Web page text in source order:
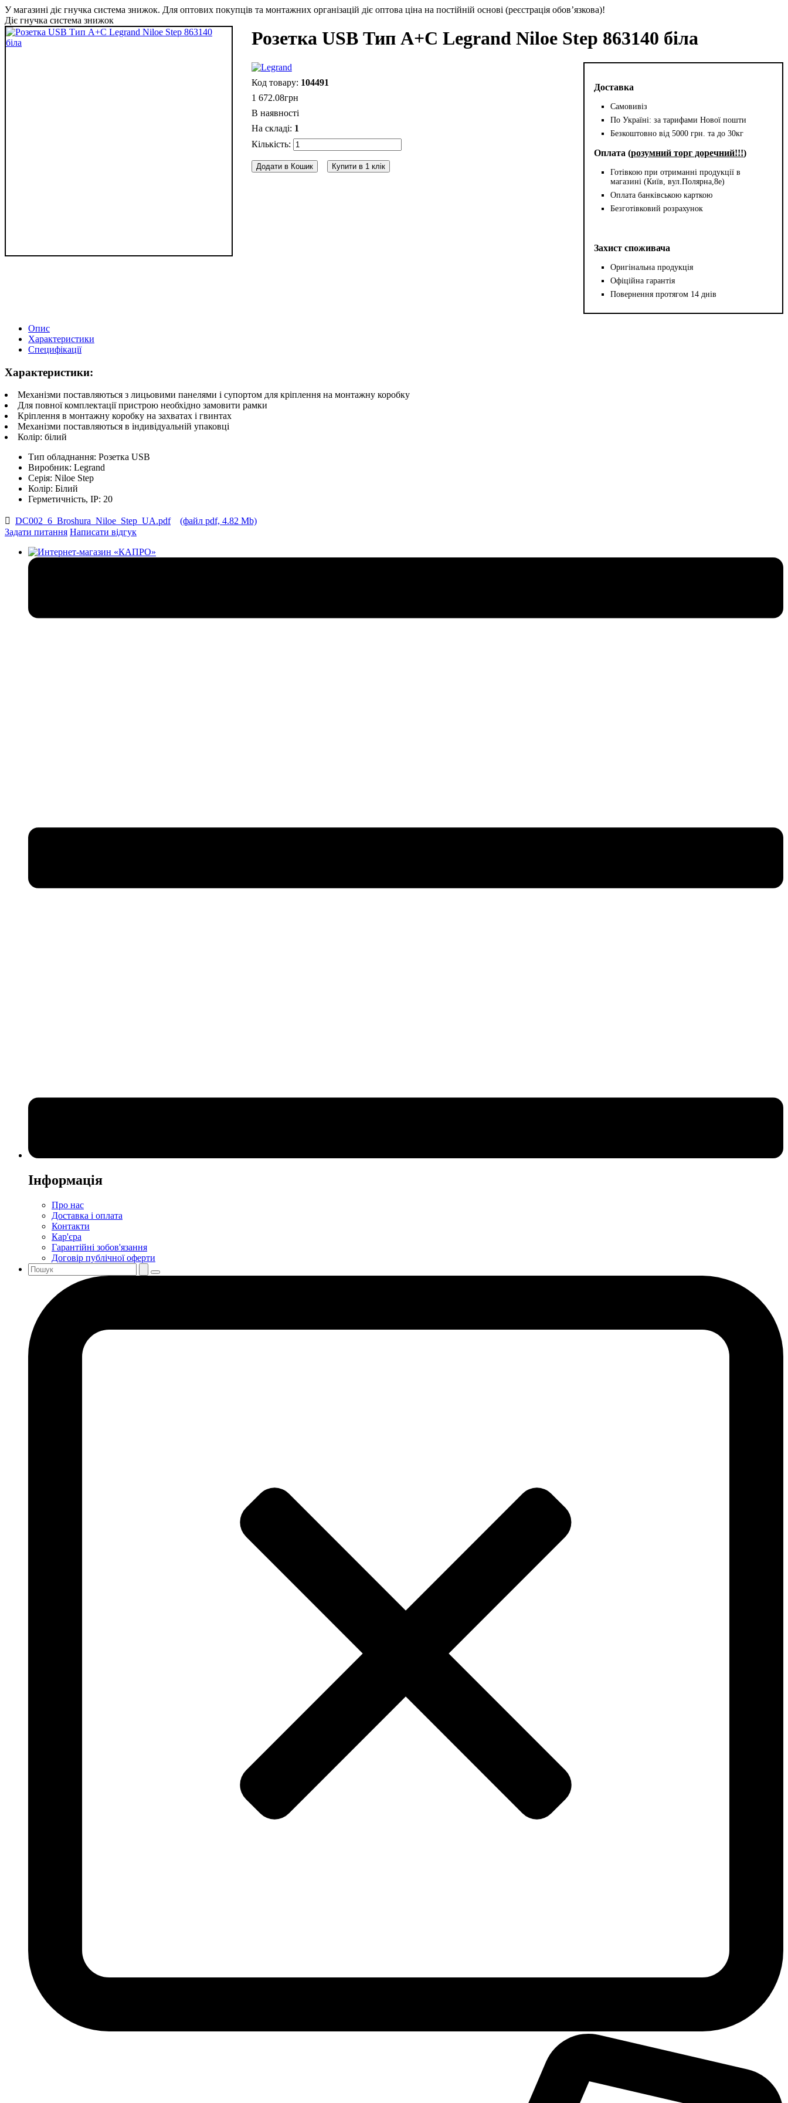
У магазині діє гнучка система знижок. Для оптових покупців та монтажних організацій діє оптова ціна на постійній основі (реєстрація обов’язкова)!
Діє гнучка система знижок
Розетка USB Тип А+C Legrand Niloe Step 863140 біла
Доставка
Самовивіз
По Україні: за тарифами Нової пошти
Безкоштовно від 5000 грн. та до 30кг
Оплата (розумний торг доречний!!!)
Готівкою при отриманні продукції в
магазині (Київ, вул.Полярна,8е)
Оплата банківською карткою
Безготівковий розрахунок
Захист споживача
Оригінальна продукція
Офіційна гарантія
Повернення протягом 14 днів
104491
1 672.08грн
В наявності
1
Додати в Кошик Купити в 1 клік
Опис
Характеристики
Специфікації
Характеристики:
Механізми поставляються з лицьовими панелями і супортом для кріплення на монтажну коробку
Для повної комплектації пристрою необхідно замовити рамки
Кріплення в монтажну коробку на захватах і гвинтах
Механізми поставляються в індивідуальній упаковці
Колір: білий
Тип обладнання: Розетка USB
Виробник: Legrand
Серія: Niloe Step
Колір: Білий
Герметичність, IP: 20
DC002_6_Broshura_Niloe_Step_UA.pdf
(файл pdf, 4.82 Mb)
Задати питання Написати відгук
Інформація
Про нас
Доставка і оплата
Контакти
Кар'єра
Гарантійні зобов'язання
Договір публічної оферти